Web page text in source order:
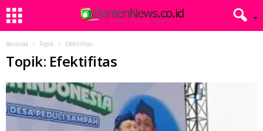
Beranda Topik Efektifitas
Topik: Efektifitas